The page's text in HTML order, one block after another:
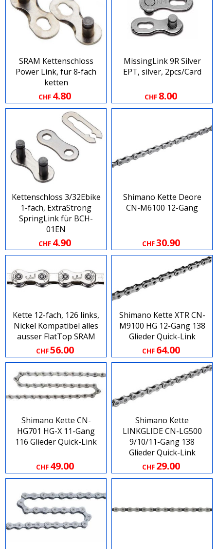
SRAM Kettenschloss
Power Link, für 8-fach
ketten
CHF 4.80
MissingLink 9R Silver
EPT, silver, 2pcs/Card
CHF 8.00
Kettenschloss 3/32Ebike
1-fach, ExtraStrong
SpringLink für BCH-
01EN
CHF 4.90
Shimano Kette Deore
CN-M6100 12-Gang
CHF30.90
Kette 12-fach, 126 links,
Nickel Kompatibel alles
ausser FlatTop SRAM
CHF56.00
Shimano Kette XTR CN-
M9100 HG 12-Gang 138
Glieder Quick-Link
CHF 64.00
Shimano Kette CN-
HG701 HG-X 11-Gang
116 Glieder Quick-Link
CHF 49.00
Shimano Kette
LINKGLIDE CN-LG500
9/10/11-Gang 138
Glieder Quick-Link
CHF 29.00